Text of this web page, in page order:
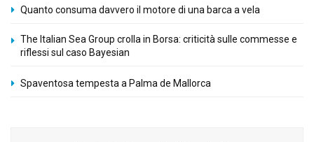
Quanto consuma davvero il motore di una barca a vela
The Italian Sea Group crolla in Borsa: criticità sulle commesse e
riflessi sul caso Bayesian
Spaventosa tempesta a Palma de Mallorca